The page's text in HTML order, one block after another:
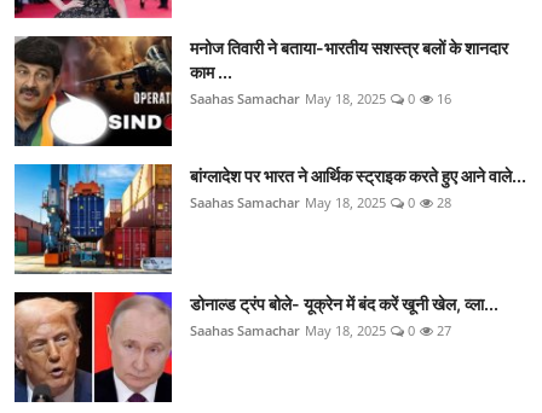
मनोज तिवारी ने बताया-भारतीय सशस्त्र बलों के शानदार
काम ...
Saahas Samachar May 18, 2025 0 16
बांग्लादेश पर भारत ने आर्थिक स्ट्राइक करते हुए आने वाले...
Saahas Samachar May 18, 2025 0 28
डोनाल्ड ट्रंप बोले- यूक्रेन में बंद करें खूनी खेल, व्ला...
Saahas Samachar May 18, 2025 0 27